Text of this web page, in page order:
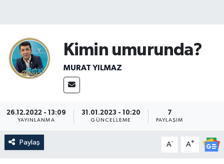
Kimin umurunda?
MURAT YILMAZ
26.12.2022 - 13:09
YAYINLANMA
31.01.2023 - 10:20
GÜNCELLEME
7
PAYLAŞIM
Paylaş A- A+